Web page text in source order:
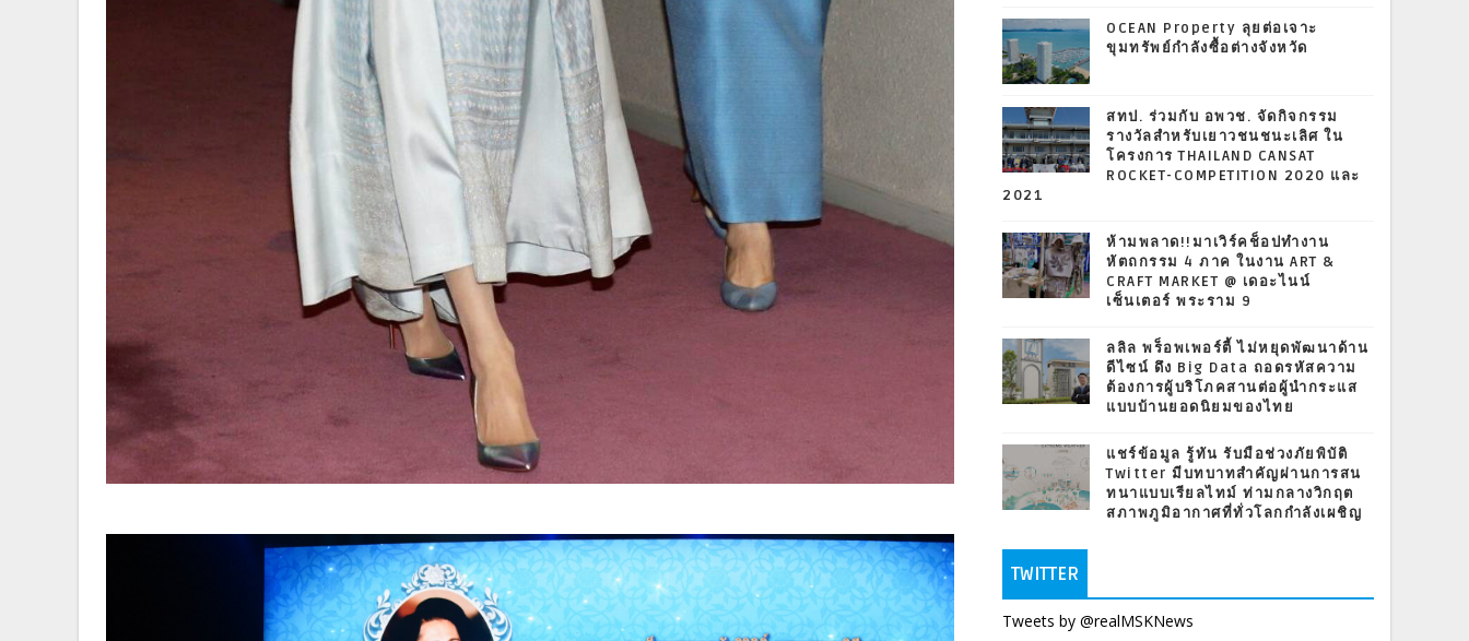
OCEAN Property ลุยต่อเจาะ
ขุมทรัพย์กำลังซื้อต่างจังหวัด
สทป. ร่วมกับ อพวช. จัดกิจกรรม
รางวัลสำหรับเยาวชนชนะเลิศ ใน
โครงการ THAILAND CANSAT
ROCKET-COMPETITION 2020 และ
2021
ห้ามพลาด!!มาเวิร์คช็อปทำงาน
หัตถกรรม 4 ภาค ในงาน ART &
CRAFT MARKET @ เดอะไนน์
เซ็นเตอร์ พระราม 9
ลลิล พร็อพเพอร์ตี้ ไม่หยุดพัฒนาด้าน
ดีไซน์ ดึง Big Data ถอดรหัสความ
ต้องการผู้บริโภคสานต่อผู้นำกระแส
แบบบ้านยอดนิยมของไทย
แชร์ข้อมูล รู้ทัน รับมือช่วงภัยพิบัติ
Twitter มีบทบาทสำคัญผ่านการสน
ทนาแบบเรียลไทม์ ท่ามกลางวิกฤต
สภาพภูมิอากาศที่ทั่วโลกกำลังเผชิญ
TWITTER
Tweets by @realMSKNews